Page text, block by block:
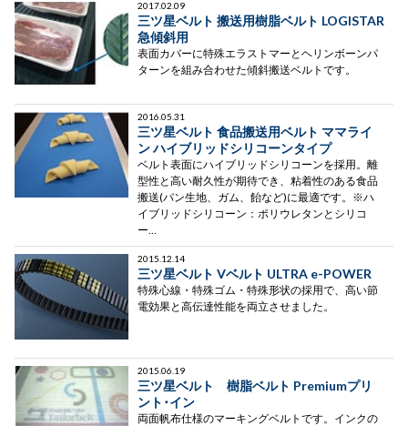
2017.02.09
三ツ星ベルト 搬送用樹脂ベルト LOGISTAR
急傾斜用
表面カバーに特殊エラストマーとヘリンボーンパ
ターンを組み合わせた傾斜搬送ベルトです。
2016.05.31
三ツ星ベルト 食品搬送用ベルト ママライ
ン ハイブリッドシリコーンタイプ
ベルト表面にハイブリッドシリコーンを採用。離
型性と高い耐久性が期待でき、粘着性のある食品
搬送(パン生地、ガム、飴など)に最適です。※ハ
イブリッドシリコーン：ポリウレタンとシリコ
ー...
2015.12.14
三ツ星ベルト Vベルト ULTRA e-POWER
特殊心線・特殊ゴム・特殊形状の採用で、高い節
電効果と高伝達性能を両立させました。
2015.06.19
三ツ星ベルト 樹脂ベルト Premiumプリ
ント･イン
両面帆布仕様のマーキングベルトです。インクの